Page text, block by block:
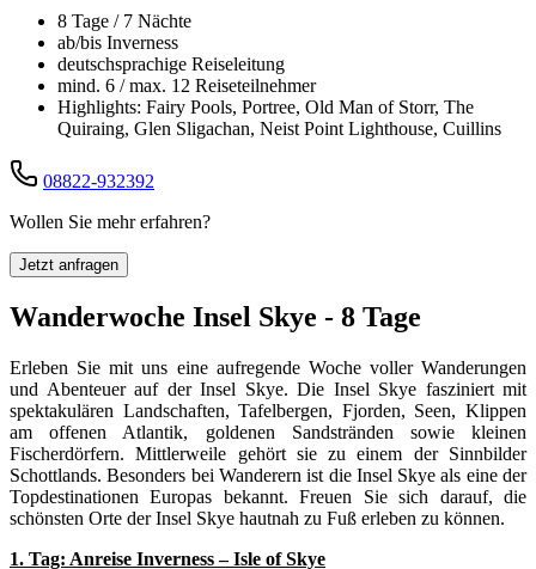
8 Tage / 7 Nächte
ab/bis Inverness
deutschsprachige Reiseleitung
mind. 6 / max. 12 Reiseteilnehmer
Highlights: Fairy Pools, Portree, Old Man of Storr, The
Quiraing, Glen Sligachan, Neist Point Lighthouse, Cuillins
08822-932392
Wollen Sie mehr erfahren?
Jetzt anfragen
Wanderwoche Insel Skye - 8 Tage
Erleben Sie mit uns eine aufregende Woche voller Wanderungen
und Abenteuer auf der Insel Skye. Die Insel Skye fasziniert mit
spektakulären Landschaften, Tafelbergen, Fjorden, Seen, Klippen
am offenen Atlantik, goldenen Sandstränden sowie kleinen
Fischerdörfern. Mittlerweile gehört sie zu einem der Sinnbilder
Schottlands. Besonders bei Wanderern ist die Insel Skye als eine der
Topdestinationen Europas bekannt. Freuen Sie sich darauf, die
schönsten Orte der Insel Skye hautnah zu Fuß erleben zu können.
1. Tag: Anreise Inverness – Isle of Skye